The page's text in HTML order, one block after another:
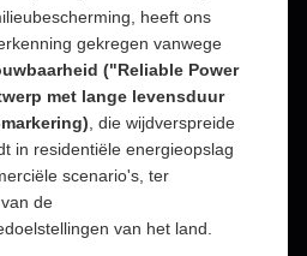
heeft ons
gekregen vanwege
("Reliable Power
met lange levensduur
, die wijdverspreide
in residentiële energieopslag
scenario's, ter
de
van het land.